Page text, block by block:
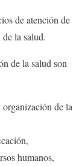
de atención de
la salud.
de la salud son
de la
humanos,